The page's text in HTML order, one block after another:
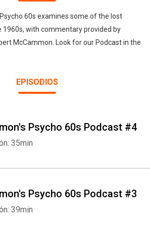
60s examines some of the lost
1960s, with commentary provided by
McCammon. Look for our Podcast in the
EPISODIOS
Psycho 60s Podcast #4
35min
Psycho 60s Podcast #3
39min